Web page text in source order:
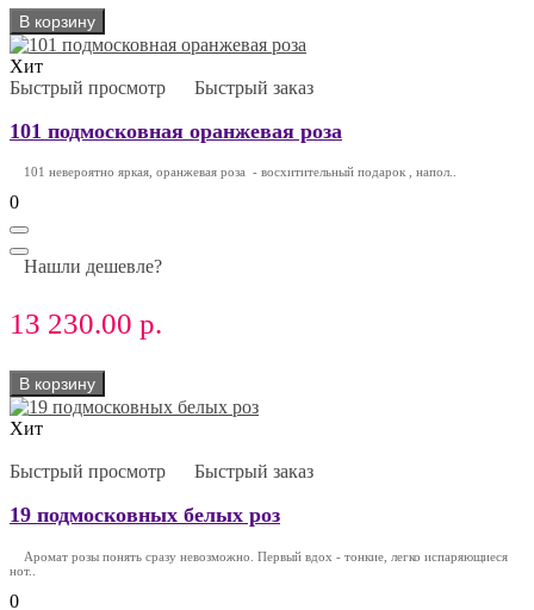
В корзину
Хит
Быстрый просмотр
Быстрый заказ
101 подмосковная оранжевая роза
101 невероятно яркая, оранжевая роза - восхитительный подарок , напол..
0
Нашли дешевле?
13 230.00 р.
В корзину
Хит
Быстрый просмотр Быстрый заказ
19 подмосковных белых роз
Аромат розы понять сразу невозможно. Первый вдох - тонкие, легко испаряющиеся
нот..
0